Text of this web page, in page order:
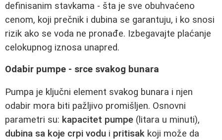
definisanim stavkama - šta je sve obuhvaćeno
cenom, koji prečnik i dubina se garantuju, i ko snosi
rizik ako se voda ne pronađe. Izbegavajte plaćanje
celokupnog iznosa unapred.
Odabir pumpe - srce svakog bunara
Pumpa je ključni element svakog bunara i njen
odabir mora biti pažljivo promišljen. Osnovni
parametri su: kapacitet pumpe (litara u minuti),
dubina sa koje crpi vodu i pritisak koji može da